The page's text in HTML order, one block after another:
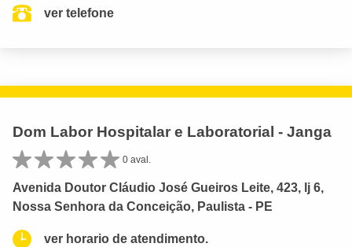
ver telefone
Dom Labor Hospitalar e Laboratorial - Janga
0 aval.
Avenida Doutor Cláudio José Gueiros Leite, 423, lj 6,
Nossa Senhora da Conceição, Paulista - PE
ver horario de atendimento.